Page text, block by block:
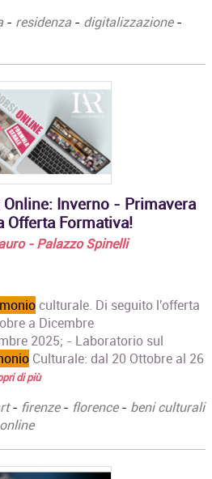
- residenza- digitalizzazione-
Inverno - Primavera
Offerta Formativa!
- Palazzo Spinelli
culturale. Di seguito l'offerta
a Dicembre
2025; - Laboratorio sul
Culturale: dal 20 Ottobre al 26
di più
- firenze- florence- beni culturali
online